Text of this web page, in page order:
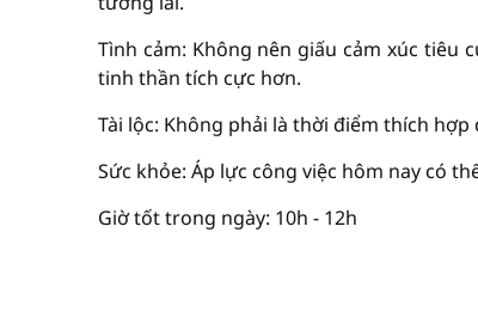
Tình cảm: Không nên giấu cảm xúc tiêu
tinh thần tích cực hơn.
Tài lộc: Không phải là thời điểm thích
Sức khỏe: Áp lực công việc hôm nay có
Giờ tốt trong ngày: 10h - 12h